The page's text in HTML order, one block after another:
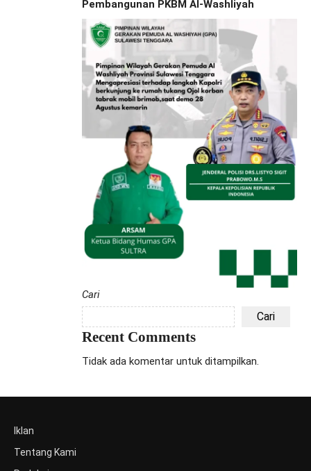
Pembangunan PKBM Al-Washliyah
Cari
Cari
Recent Comments
Tidak ada komentar untuk ditampilkan.
Iklan
Tentang Kami